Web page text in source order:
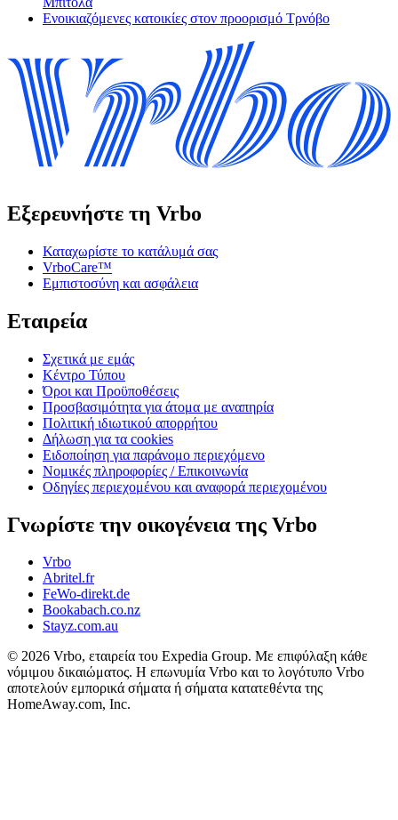
Ενοικιαζόμενες κατοικίες στον προορισμό Τρνόβο
Εξερευνήστε τη Vrbo
Καταχωρίστε το κατάλυμά σας
VrboCare™
Εμπιστοσύνη και ασφάλεια
Εταιρεία
Σχετικά με εμάς
Κέντρο Τύπου
Όροι και Προϋποθέσεις
Προσβασιμότητα για άτομα με αναπηρία
Πολιτική ιδιωτικού απορρήτου
Δήλωση για τα cookies
Ειδοποίηση για παράνομο περιεχόμενο
Νομικές πληροφορίες / Επικοινωνία
Οδηγίες περιεχομένου και αναφορά περιεχομένου
Γνωρίστε την οικογένεια της Vrbo
Vrbo
Abritel.fr
FeWo-direkt.de
Bookabach.co.nz
Stayz.com.au
© 2026 Vrbo, εταιρεία του Expedia Group. Με επιφύλαξη κάθε
νόμιμου δικαιώματος. Η επωνυμία Vrbo και το λογότυπο Vrbo
αποτελούν εμπορικά σήματα ή σήματα κατατεθέντα της
HomeAway.com, Inc.